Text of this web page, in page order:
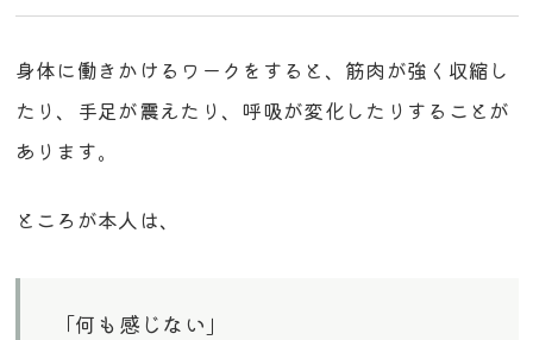
身体に働きかけるワークをすると、筋肉が強く収縮し
たり、手足が震えたり、呼吸が変化したりすることが
あります。
ところが本人は、
「何も感じない」